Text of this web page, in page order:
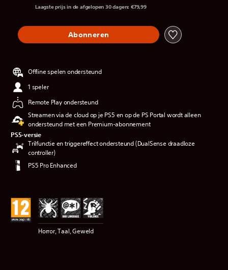
Laagste prijs in de afgelopen 30 dagen: €79,99
Abonneren
Offline spelen ondersteund
1 speler
Remote Play ondersteund
Streamen via de cloud op je PS5 en op de PS Portal wordt alleen
ondersteund met een Premium-abonnement
PS5-versie
Trilfunctie en triggereffect ondersteund (DualSense draadloze
controller)
PS5 Pro Enhanced
Horror, Taal, Geweld